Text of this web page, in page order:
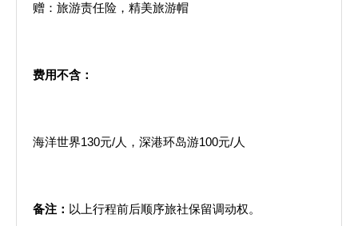
赠：旅游责任险，精美旅游帽
费用不含：
海洋世界130元/人，深港环岛游100元/人
备注： 以上行程前后顺序旅社保留调动权。